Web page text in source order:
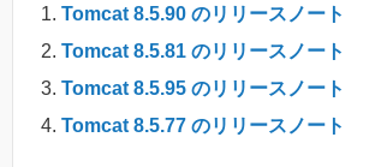
Tomcat 8.5.90 のリリースノート
Tomcat 8.5.81 のリリースノート
Tomcat 8.5.95 のリリースノート
Tomcat 8.5.77 のリリースノート